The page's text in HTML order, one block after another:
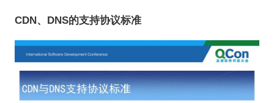
CDN、DNS的支持协议标准